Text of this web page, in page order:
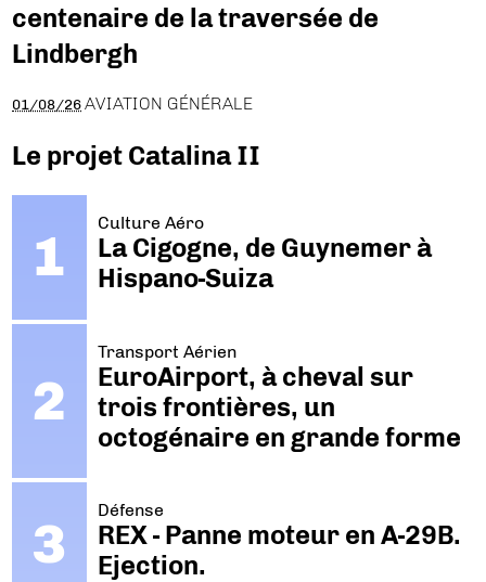
centenaire de la traversée de
Lindbergh
01/08/26 AVIATION GÉNÉRALE
Le projet Catalina II
Culture Aéro
La Cigogne, de Guynemer à
Hispano-Suiza
Transport Aérien
EuroAirport, à cheval sur
trois frontières, un
octogénaire en grande forme
Défense
REX - Panne moteur en A-29B.
Ejection.